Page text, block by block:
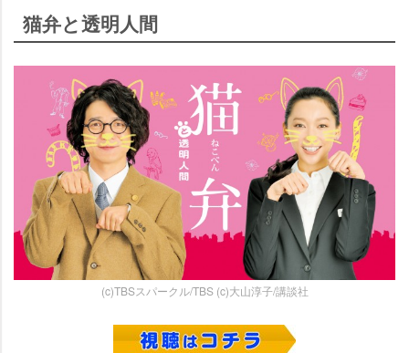
猫弁と透明人間
(c)TBSスパークル/TBS (c)大山淳子/講談社